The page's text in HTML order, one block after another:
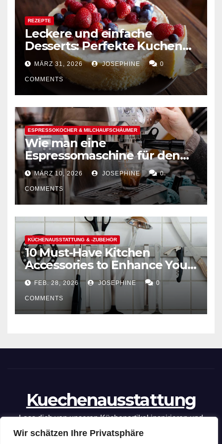
Wir schätzen Ihre Privatsphäre
REZEPTE
Leckere und einfache
Desserts: Perfekte Kuchen
mühelos backen
MÄRZ 31, 2026 JOSEPHINE 0
COMMENTS
ESPRESSOKOCHER & MILCHAUFSCHÄUMER
Wie man eine
Espressomaschine für den
Hausgebrauch auswählt
MÄRZ 10, 2026 JOSEPHINE 0
COMMENTS
KÜCHENAUSSTATTUNG & -ZUBEHÖR
10 Must-Have Kitchen
Accessories to Enhance Your
Cooking Efficiency
FEB. 28, 2026 JOSEPHINE 0
COMMENTS
Kuechenausstattung
Lass dich von unseren Küchenartikel inspirieren und
optimiere deine kulinarischen Fähigkeiten mit unseren